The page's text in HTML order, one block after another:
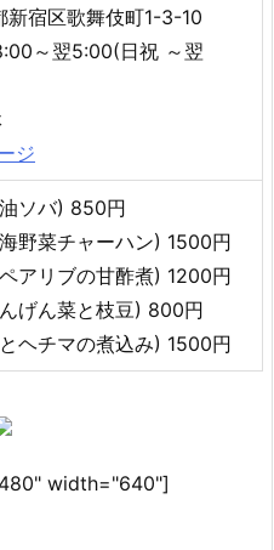
新宿区歌舞伎町1-3-10
～翌5:00(日祝 ～翌
ジ
ソバ) 850円
野菜チャーハン) 1500円
アリブの甘酢煮) 1200円
げん菜と枝豆) 800円
ヘチマの煮込み) 1500円
width="640"]